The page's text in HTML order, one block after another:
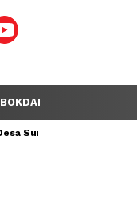
Sumber Mata Air